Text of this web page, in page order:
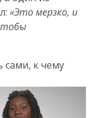
«Это мерзко, и
сами, к чему